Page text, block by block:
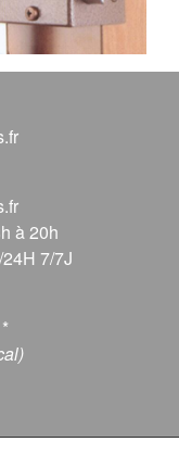
à 20h
7/7J
*